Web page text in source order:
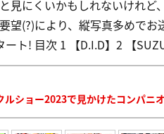
にくいかもしれないけれど
望(?)により、縦写真多めでお
ト! 目次 1 【D.I.D】2 【
ルショー2023で見かけたコンパニ